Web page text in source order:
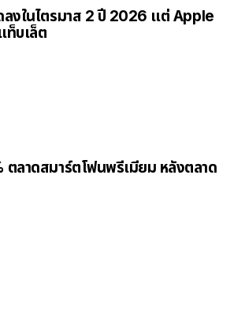
งในไตรมาส 2 ปี 2026 แต่ Apple
ท็บเล็ต
ลาดสมาร์ตโฟนพรีเมียม หลังตลาด